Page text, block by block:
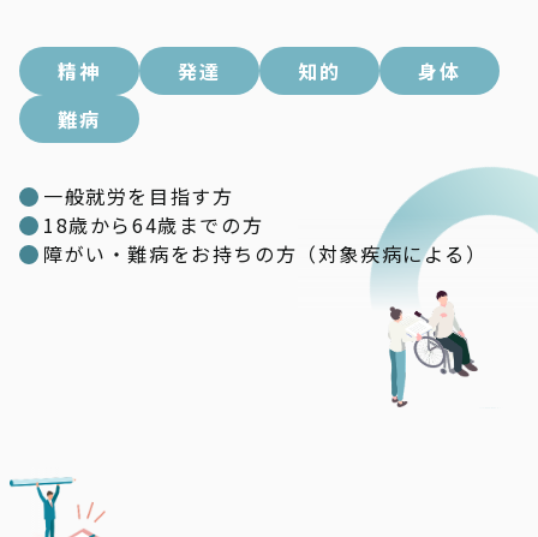
精神 発達 知的
身体
難病
一般就労を目指す方
18歳から64歳までの方
障がい・難病をお持ちの方（対象疾病による）